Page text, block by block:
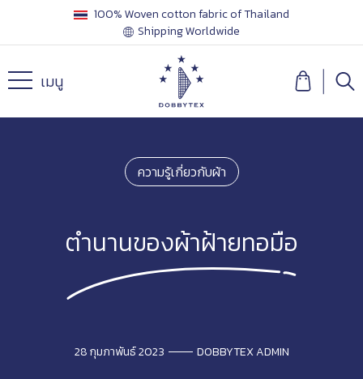
100% Woven cotton fabric of Thailand
Shipping Worldwide
เมนู
ความรู้เกี่ยวกับผ้า
ตำนานของผ้าฝ้ายทอมือ
28 กุมภาพันธ์ 2023 DOBBYTEX ADMIN